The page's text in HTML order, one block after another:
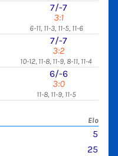
7/-7
3:1
6-11, 11-3, 11-5, 11-6
7/-7
3:2
10-12, 11-8, 11-9, 8-11, 11-4
6/-6
3:0
11-8, 11-9, 11-5
Elo
5
25